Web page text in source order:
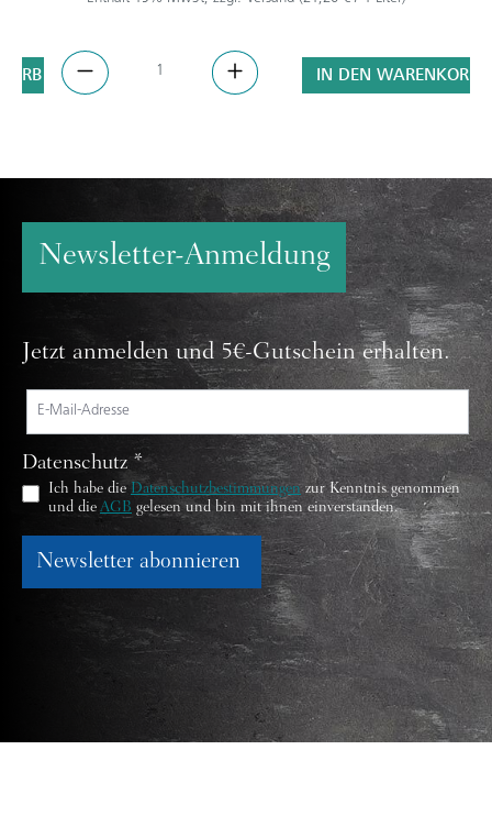
IN DEN WARENKORB
Newsletter-Anmeldung
Jetzt anmelden und 5€-Gutschein erhalten.
Datenschutz *
Ich habe die Datenschutzbestimmungenzur Kenntnis genommen
und die AGB gelesen und bin mit ihnen einverstanden.
Newsletter abonnieren